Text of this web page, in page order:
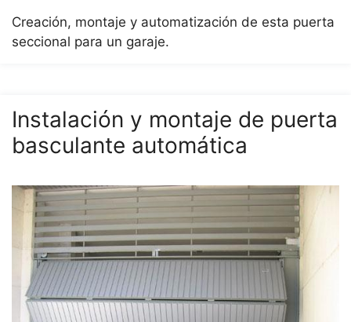
Creación, montaje y automatización de esta puerta
seccional para un garaje.
Instalación y montaje de puerta
basculante automática